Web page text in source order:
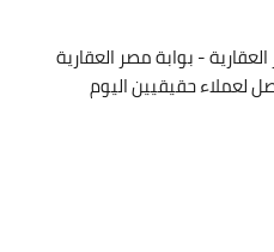
- بوابة مصر العقارية
لعملاء حقيقيين اليوم